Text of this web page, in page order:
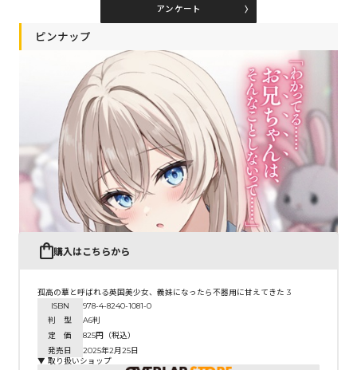
アンケート
ピンナップ
購入はこちらから
孤高の華と呼ばれる英国美少女、義妹になったら不器用に甘えてきた 3
ISBN
978-4-8240-1081-0
判 型
A6判
定 価
825円（税込）
発売日
2025年2月25日
▼ 取り扱いショップ